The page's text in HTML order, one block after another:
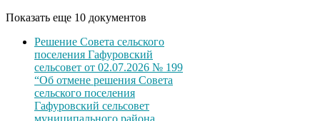
Показать еще 10 документов
Решение Совета сельского
поселения Гафуровский
сельсовет от 02.07.2026 № 199
“Об отмене решения Совета
сельского поселения
Гафуровский сельсовет
муниципального района